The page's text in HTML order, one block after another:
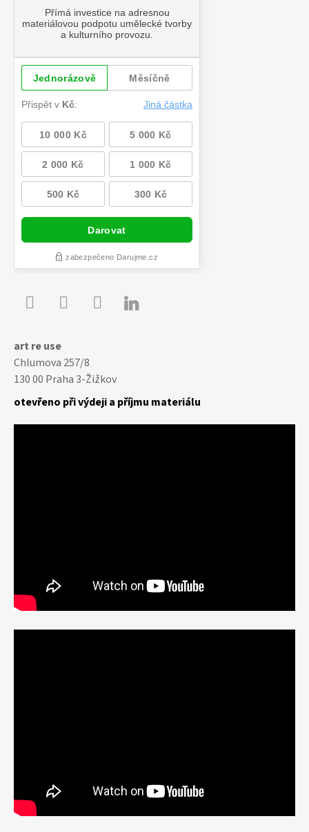

art re use
Chlumova 257/8
130 00 Praha 3-Žižkov
otevřeno při výdeji a příjmu materiálu